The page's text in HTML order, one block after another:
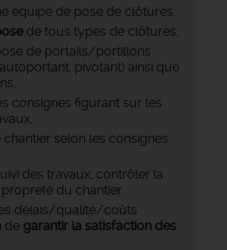
équipe de pose de clôtures,
de tous types de clôtures,
de portails/portillons
pivotant) ainsi que
consignes figurant sur les
chantier selon les consignes
des travaux, contrôler la
du chantier.
délais/qualité/coûts
de garantir la satisfaction des